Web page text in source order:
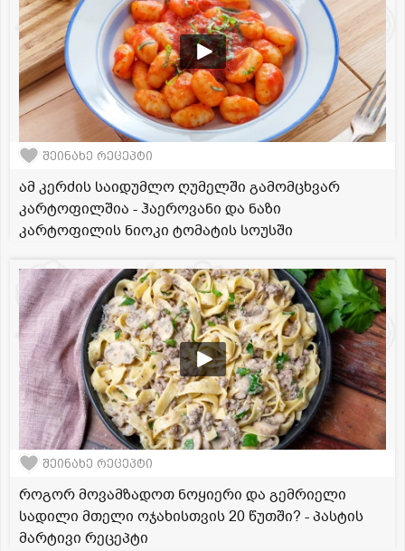
შეინახე რეცეპტი
ამ კერძის საიდუმლო ღუმელში გამომცხვარ
კარტოფილშია - ჰაეროვანი და ნაზი
კარტოფილის ნიოკი ტომატის სოუსში
შეინახე რეცეპტი
როგორ მოვამზადოთ ნოყიერი და გემრიელი
სადილი მთელი ოჯახისთვის 20 წუთში? - პასტის
მარტივი რეცეპტი